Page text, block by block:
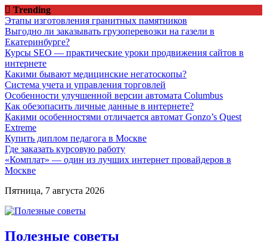
Перейти
к
содержимому
Trending
Этапы изготовления гранитных памятников
Выгодно ли заказывать грузоперевозки на газели в
Екатеринбурге?
Курсы SEO — практические уроки продвижения сайтов в
интернете
Какими бывают медицинские негатоскопы?
Система учета и управления торговлей
Особенности улучшенной версии автомата Columbus
Как обезопасить личные данные в интернете?
Какими особенностями отличается автомат Gonzo’s Quest
Extreme
Купить диплом педагога в Москве
Где заказать курсовую работу
«Комплат» — один из лучших интернет провайдеров в
Москве
Пятница, 7 августа 2026
Полезные советы